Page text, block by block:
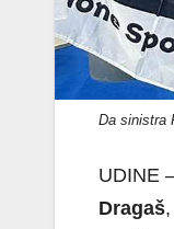
Da sinistra
UDINE
Dragaš